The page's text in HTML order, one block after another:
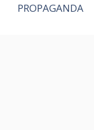
PROPAGANDA